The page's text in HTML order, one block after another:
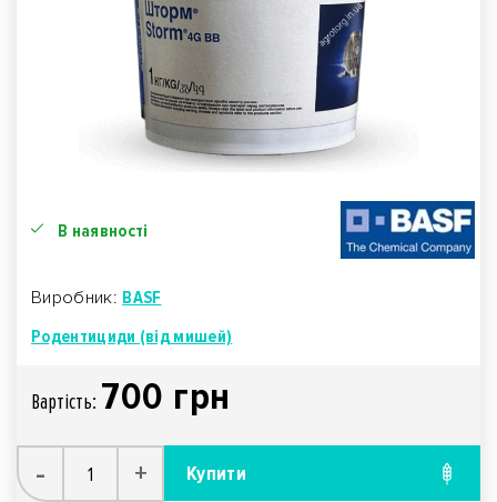
В наявності
Виробник: BASF
Родентициди (від мишей)
Вартiсть: 700 грн
- + Купити